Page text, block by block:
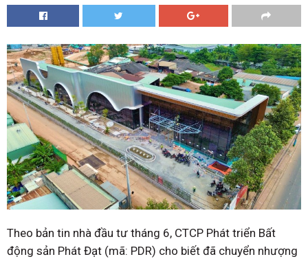
Theo bản tin nhà đầu tư tháng 6, CTCP Phát triển Bất
động sản Phát Đạt (mã: PDR) cho biết đã chuyển nhượng